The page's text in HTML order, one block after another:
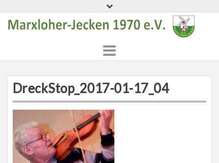
content
DreckStop_2017-01-17_04